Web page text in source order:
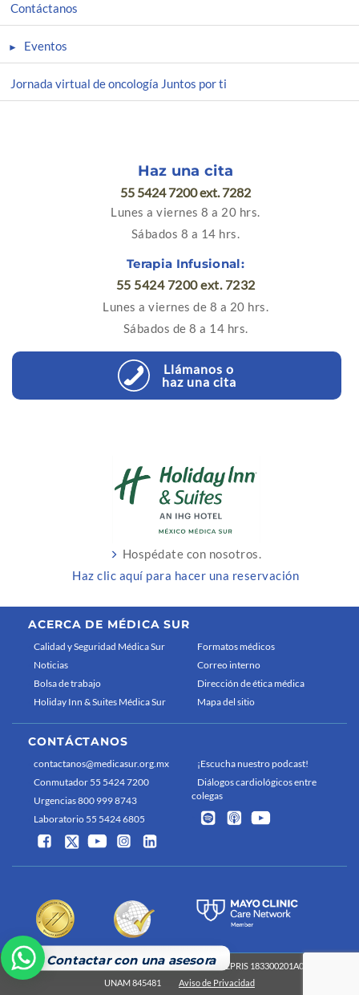
Contáctanos
Eventos
Jornada virtual de oncología Juntos por ti
Haz una cita
55 5424 7200 ext. 7282
Lunes a viernes 8 a 20 hrs.
Sábados 8 a 14 hrs.
Terapia Infusional:
55 5424 7200 ext. 7232
Lunes a viernes de 8 a 20 hrs.
Sábados de 8 a 14 hrs.
Llámanos o
haz una cita
Hospédate con nosotros.
Haz clic aquí para hacer una reservación
Contactar con una asesora
ACERCA DE MÉDICA SUR
Calidad y Seguridad Médica Sur
Noticias
Bolsa de trabajo
Holiday Inn & Suites Médica Sur
Formatos médicos
Correo interno
Dirección de ética médica
Mapa del sitio
CONTÁCTANOS
contactanos@medicasur.org.mx
Conmutador 55 5424 7200
Urgencias 800 999 8743
Laboratorio 55 5424 6805
¡Escucha nuestro podcast!
Diálogos cardiológicos entre
colegas
Médica Sur 2026 Derechos reservados
COFEPRIS 183300201A0829
UNAM 845481
Aviso de Privacidad